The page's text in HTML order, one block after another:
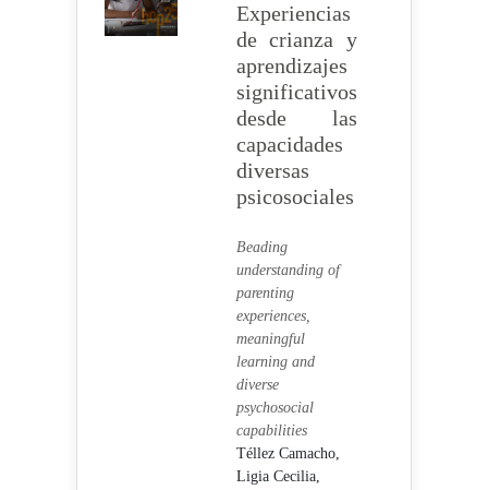
Experiencias
de crianza y
aprendizajes
significativos
desde las
capacidades
diversas
psicosociales
Beading
understanding of
parenting
experiences,
meaningful
learning and
diverse
psychosocial
capabilities
Téllez Camacho,
Ligia Cecilia,